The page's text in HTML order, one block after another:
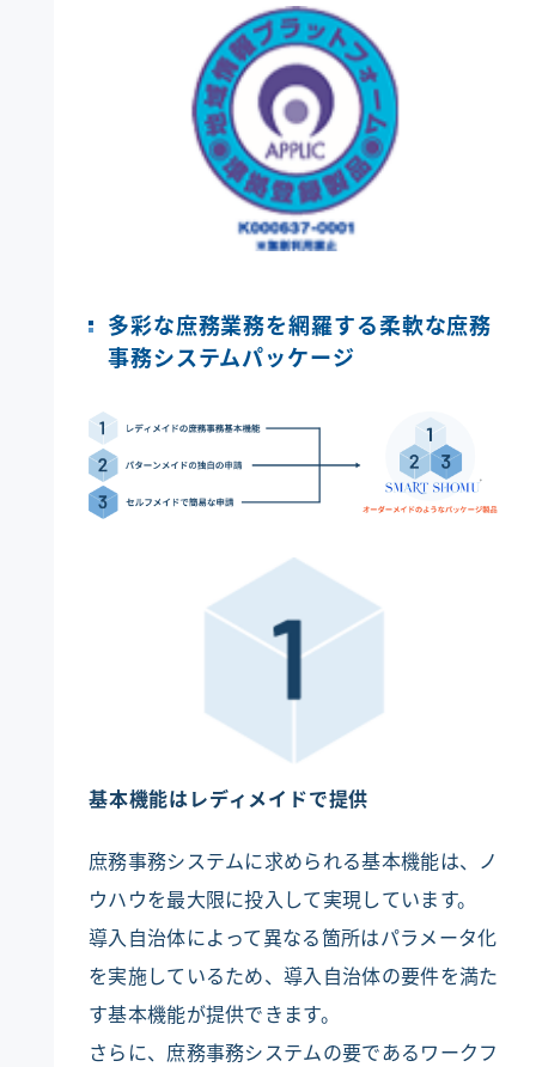
多彩な庶務業務を網羅する柔軟な庶務
事務システムパッケージ
基本機能はレディメイドで提供
庶務事務システムに求められる基本機能は、ノ
ウハウを最大限に投入して実現しています。
導入自治体によって異なる箇所はパラメータ化
を実施しているため、導入自治体の要件を満た
す基本機能が提供できます。
さらに、庶務事務システムの要であるワークフ